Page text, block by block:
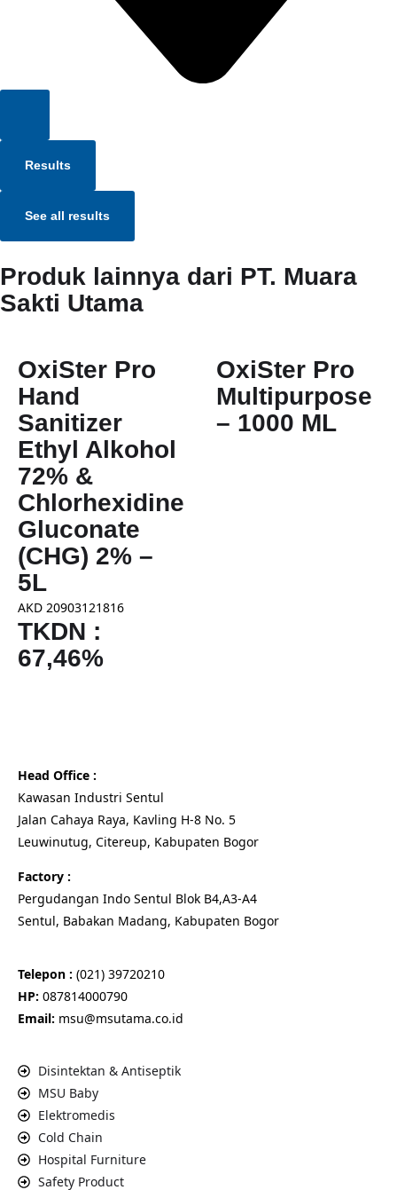
Results
See all results
Produk lainnya dari PT. Muara
Sakti Utama
OxiSter Pro
Hand
Sanitizer
Ethyl Alkohol
72% &
Chlorhexidine
Gluconate
(CHG) 2% –
5L
AKD 20903121816
TKDN :
67,46%
OxiSter Pro
Multipurpose
– 1000 ML
Head Office :
Kawasan Industri Sentul
Jalan Cahaya Raya, Kavling H-8 No. 5
Leuwinutug, Citereup, Kabupaten Bogor
Factory :
Pergudangan Indo Sentul Blok B4,A3-A4
Sentul, Babakan Madang, Kabupaten Bogor
Telepon : (021) 39720210
HP: 087814000790
Email: msu@msutama.co.id
Disintektan & Antiseptik
MSU Baby
Elektromedis
Cold Chain
Hospital Furniture
Safety Product